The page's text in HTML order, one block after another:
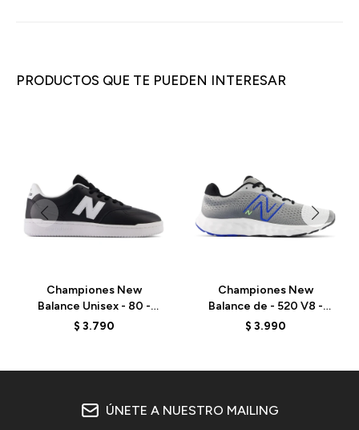
PRODUCTOS QUE TE PUEDEN INTERESAR
Championes New
Balance Unisex - 80 -
BB80BLK - BLACK
$ 3.790
Championes New
Balance de - 520 V8 -
M520RR8 - SHADOW
$ 3.990
ÚNETE A NUESTRO MAILING